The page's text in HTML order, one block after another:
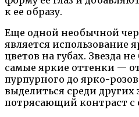
к ее образу.
Еще одной необычной
является использование
цветов на губах. Звезда
самые яркие оттенки —
пурпурного до ярко-
выделиться среди других
потрясающий контраст с